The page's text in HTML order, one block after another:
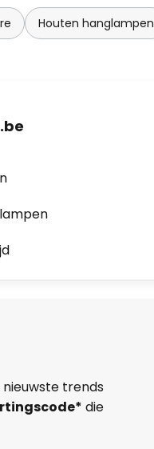
Houten hanglampen
lampen
trends
die